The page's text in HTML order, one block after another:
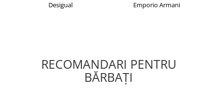
Desigual Emporio Armani
RECOMANDARI PENTRU
BĂRBAŢI